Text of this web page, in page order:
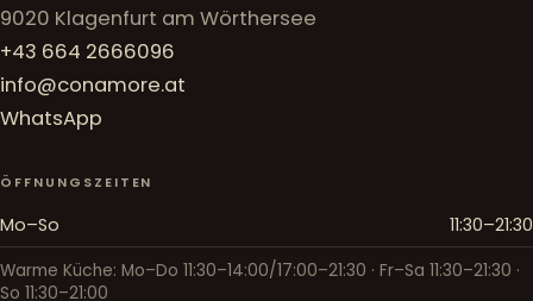
9020 Klagenfurt am Wörthersee
+43 664 2666096
info@conamore.at
WhatsApp
ÖFFNUNGSZEITEN
Mo–So 11:30–21:30
Warme Küche: Mo–Do 11:30–14:00/17:00–21:30 · Fr–Sa 11:30–21:30 ·
So 11:30–21:00